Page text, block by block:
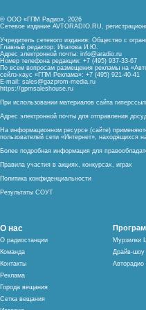
© ООО «ГПМ Радио», 2026
Сетевое издание AVTORADIO.RU,
Учредитель сетевого издания: Общество с
Главный редактор: Ипатова И.Ю.
Адрес электронной почты: info@aradio.ru
Номер телефона редакции: +7 (495) 937-33-67
По всем вопросам размещения рекламы на
сейлз-хаус «ГПМ Реклама»: +7 (495) 921-40-41
E-mail: sales@gazprom-media.ru
https://gpmsaleshouse.ru
При использовании материалов сайта
Адрес электронной почты для отправления
На информационном ресурсе (сайте)
пользователей сети «Интернет», находящихся
Более подробная информация для
Правила участия в акциях, конкурсах, играх
Политика конфиденциальности
Результаты СОУТ
О нас
О радиостанции
Команда
Контакты
Реклама
Города вещания
Сетка вещания
Мурзилки
Драйв-шоу
Авторадио